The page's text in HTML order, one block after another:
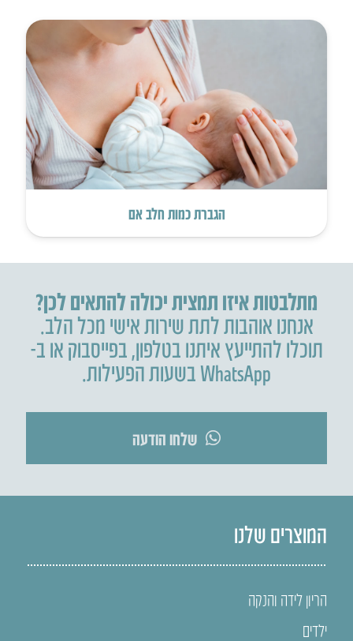
הגברת כמות חלב אם
מתלבטות איזו תמצית יכולה להתאים לכן?
אנחנו אוהבות לתת שירות אישי מכל הלב.
תוכלו להתייעץ איתנו בטלפון,בפייסבוק או ב-
WhatsApp בשעות הפעילות.
שלחו הודעה
המוצרים שלנו
הריון לידה והנקה
ילדים